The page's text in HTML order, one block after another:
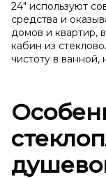
24" используют
средства и
домов и квартир,
кабин из
чистоту в